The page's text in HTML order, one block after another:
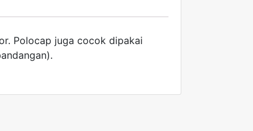
Polocap juga cocok dipakai